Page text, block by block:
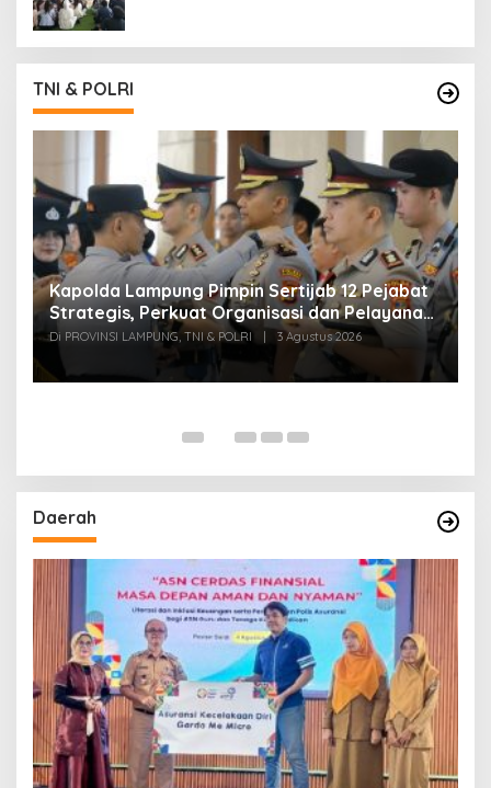
TNI & POLRI
Kapolda Lampung Pimpin Sertijab 12 Pejabat
Strategis, Perkuat Organisasi dan Pelayanan
Polri Presisi
Di PROVINSI LAMPUNG, TNI & POLRI | 3 Agustus 2026
Daerah